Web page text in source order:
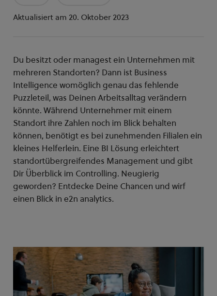
Aktualisiert am 20. Oktober 2023
Du besitzt oder managest ein Unternehmen mit
mehreren Standorten? Dann ist Business
Intelligence womöglich genau das fehlende
Puzzleteil, was Deinen Arbeitsalltag verändern
könnte. Während Unternehmer mit einem
Standort ihre Zahlen noch im Blick behalten
können, benötigt es bei zunehmenden Filialen ein
kleines Helferlein. Eine BI Lösung erleichtert
standortübergreifendes Management und gibt
Dir Überblick im Controlling. Neugierig
geworden? Entdecke Deine Chancen und wirf
einen Blick in e2n analytics.